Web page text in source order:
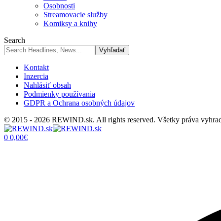
Osobnosti
Streamovacie služby
Komiksy a knihy
Search
Kontakt
Inzercia
Nahlásiť obsah
Podmienky používania
GDPR a Ochrana osobných údajov
© 2015 - 2026 REWIND.sk. All rights reserved. Všetky práva
0 0,00€